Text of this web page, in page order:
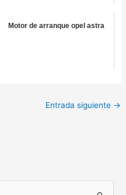
Motor de arranque opel astra
Entrada siguiente →